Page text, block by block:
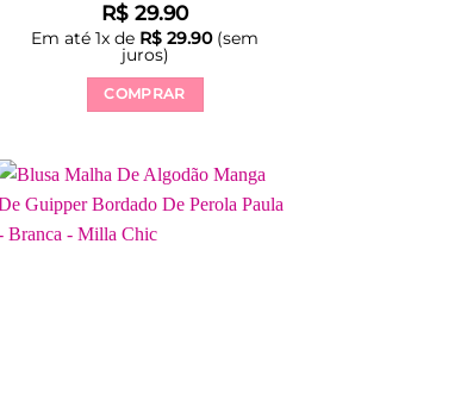
R$ 29.90
Em até1x de R$ 29.90(sem
juros)
COMPRAR
tem
várias
variantes.